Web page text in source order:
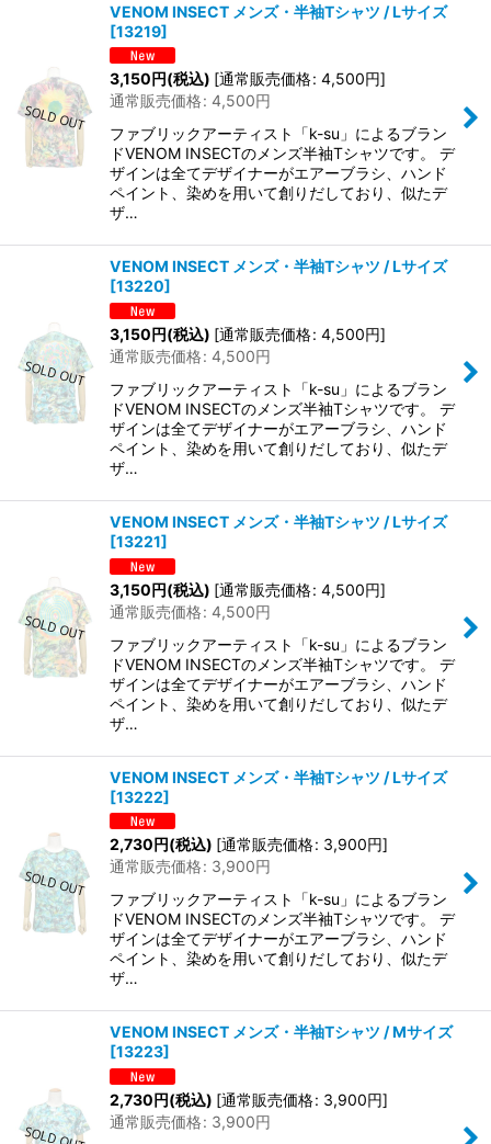
VENOM INSECT メンズ・半袖Tシャツ / Lサイズ
[13219]
3,150円(税込) [通常販売価格: 4,500円]
通常販売価格: 4,500円
ファブリックアーティスト「k-su」によるブラン
ドVENOM INSECTのメンズ半袖Tシャツです。 デ
ザインは全てデザイナーがエアーブラシ、ハンド
ペイント、染めを用いて創りだしており、似たデ
ザ…
VENOM INSECT メンズ・半袖Tシャツ / Lサイズ
[13220]
3,150円(税込) [通常販売価格: 4,500円]
通常販売価格: 4,500円
ファブリックアーティスト「k-su」によるブラン
ドVENOM INSECTのメンズ半袖Tシャツです。 デ
ザインは全てデザイナーがエアーブラシ、ハンド
ペイント、染めを用いて創りだしており、似たデ
ザ…
VENOM INSECT メンズ・半袖Tシャツ / Lサイズ
[13221]
3,150円(税込) [通常販売価格: 4,500円]
通常販売価格: 4,500円
ファブリックアーティスト「k-su」によるブラン
ドVENOM INSECTのメンズ半袖Tシャツです。 デ
ザインは全てデザイナーがエアーブラシ、ハンド
ペイント、染めを用いて創りだしており、似たデ
ザ…
VENOM INSECT メンズ・半袖Tシャツ / Lサイズ
[13222]
2,730円(税込) [通常販売価格: 3,900円]
通常販売価格: 3,900円
ファブリックアーティスト「k-su」によるブラン
ドVENOM INSECTのメンズ半袖Tシャツです。 デ
ザインは全てデザイナーがエアーブラシ、ハンド
ペイント、染めを用いて創りだしており、似たデ
ザ…
VENOM INSECT メンズ・半袖Tシャツ / Mサイズ
[13223]
2,730円(税込) [通常販売価格: 3,900円]
通常販売価格: 3,900円